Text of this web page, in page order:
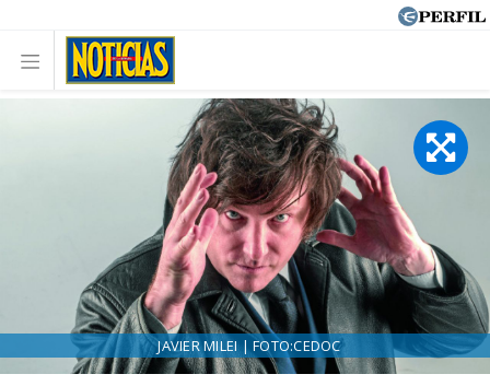
JAVIER MILEI | FOTO:CEDOC